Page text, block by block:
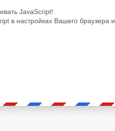
JavaScript!
в настройках Вашего браузера и